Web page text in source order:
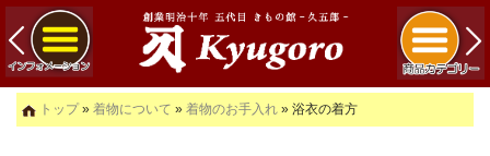
トップ» 着物について » 着物のお手入れ » 浴衣の着方